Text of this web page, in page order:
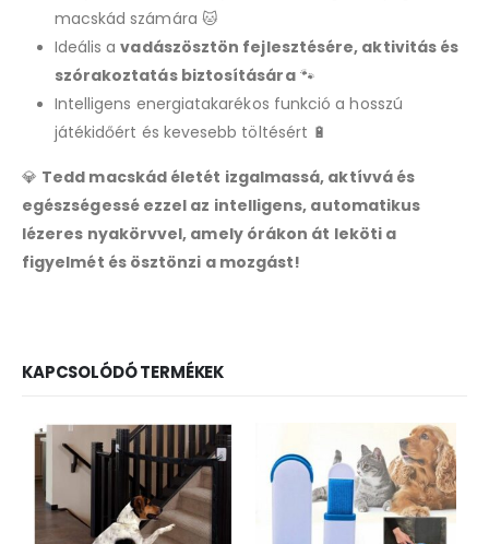
macskád számára 🐱
Ideális avadászösztön fejlesztésére, aktivitás és
szórakoztatás biztosítására🐾
Intelligens energiatakarékos funkció a hosszú
játékidőért és kevesebb töltésért 🔋
💎 Tedd macskád életét izgalmassá, aktívvá és
egészségessé ezzel az intelligens, automatikus
lézeres nyakörvvel, amely órákon át leköti a
figyelmét és ösztönzi a mozgást!
KAPCSOLÓDÓ TERMÉKEK